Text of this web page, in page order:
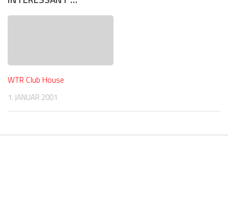
WTR Club House
1. JANUAR 2001